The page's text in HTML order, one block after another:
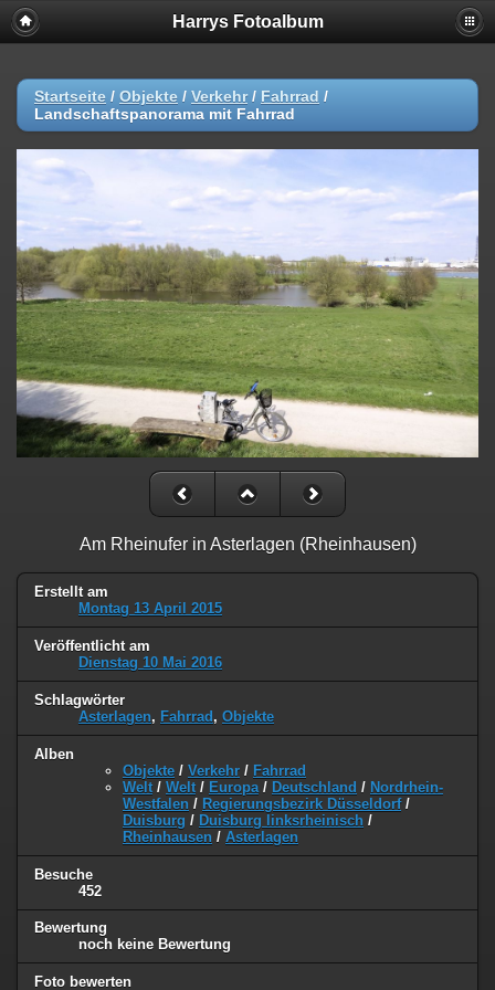
Harrys Fotoalbum
Startseite / Objekte / Verkehr/ Fahrrad /
Landschaftspanorama mit Fahrrad
Am Rheinufer in Asterlagen (Rheinhausen)
Erstellt am
Montag 13 April 2015
Veröffentlicht am
Dienstag 10 Mai 2016
Schlagwörter
Asterlagen, Fahrrad , Objekte
Alben
Objekte / Verkehr / Fahrrad
Welt / Welt / Europa / Deutschland / Nordrhein-
Westfalen / Regierungsbezirk Düsseldorf/
Duisburg / Duisburg linksrheinisch /
Rheinhausen / Asterlagen
Besuche
452
Bewertung
noch keine Bewertung
Foto bewerten